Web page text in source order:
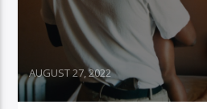
AUGUST 27, 2022